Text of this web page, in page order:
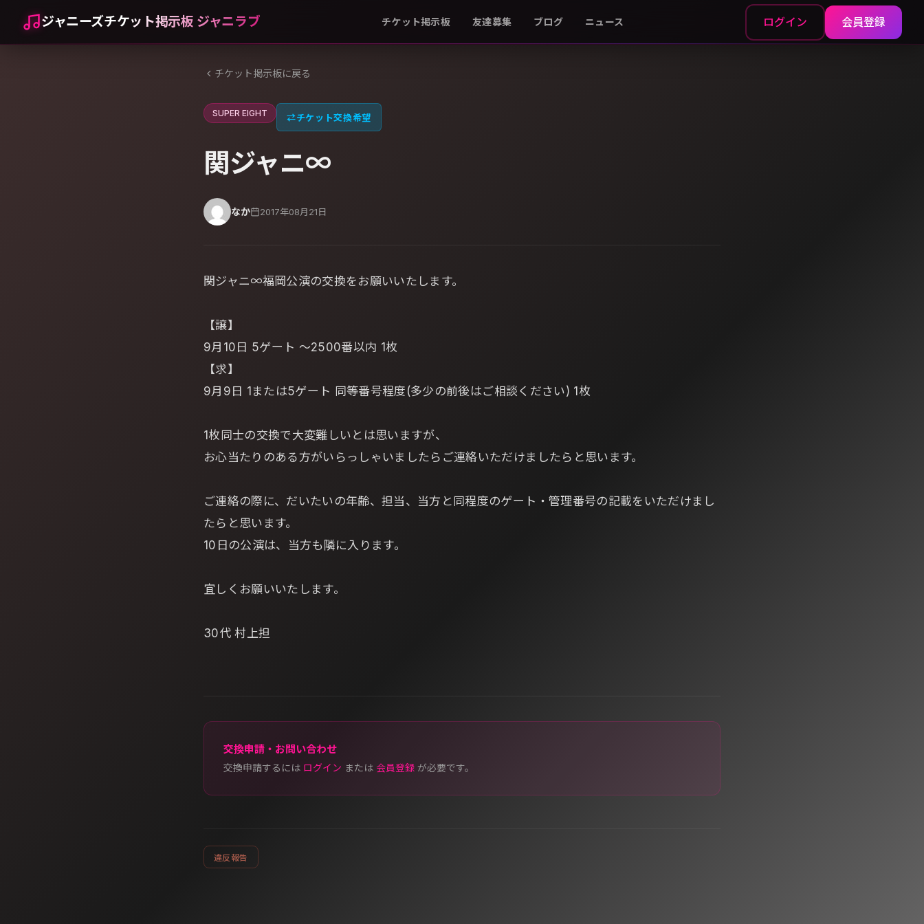
ジャニーズチケット掲示板 ジャニラブ チケット掲示板 友達募集 ブログ ニュース ログイン 会員登録
チケット掲示板に戻る
SUPER EIGHT ⇄チケット交換希望
関ジャニ∞
なか 2017年08月21日
関ジャニ∞福岡公演の交換をお願いいたします。
【譲】
9月10日 5ゲート ～2500番以内 1枚
【求】
9月9日 1または5ゲート 同等番号程度(多少の前後はご相談ください) 1枚
1枚同士の交換で大変難しいとは思いますが、
お心当たりのある方がいらっしゃいましたらご連絡いただけましたらと思います。
ご連絡の際に、だいたいの年齢、担当、当方と同程度のゲート・管理番号の記載をいただけまし
たらと思います。
10日の公演は、当方も隣に入ります。
宜しくお願いいたします。
30代 村上担
交換申請・お問い合わせ
交換申請するには ログイン または 会員登録 が必要です。
違反報告